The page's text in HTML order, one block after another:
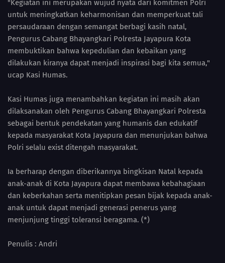
"Kegiatan ini merupakan wujud nyata dari komitmen Polri
untuk meningkatkan keharmonisan dan memperkuat tali
persaudaraan dengan semangat berbagi kasih natal,
Pengurus Cabang Bhayangkari Polresta Jayapura Kota
membuktikan bahwa kepedulian dan kebaikan yang
dilakukan kiranya dapat menjadi inspirasi bagi kita semua,"
ucap Kasi Humas.
Kasi Humas juga menambahkan kegiatan ini masih akan
dilaksanakan oleh Pengurus Cabang Bhayangkari Polresta
sebagai bentuk pendekatan yang humanis dan edukatif
kepada masyarakat Kota Jayapura dan menunjukan bahwa
Polri selalu exist ditengah masyarakat.
Ia berharap dengan diberikannya bingkisan Natal kepada
anak-anak di Kota Jayapura dapat membawa kebahagiaan
dan keberkahan serta menitipkan pesan bijak kepada anak-
anak untuk dapat menjadi generasi penerus yang
menjunjung tinggi toleransi beragama. (*)
Penulis : Andri